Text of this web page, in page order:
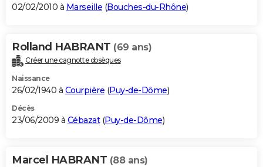
02/02/2010 à Marseille (Bouches-du-Rhône)
Rolland HABRANT (69 ans)
Créer une cagnotte obsèques
Naissance
26/02/1940 à Courpière (Puy-de-Dôme)
Décès
23/06/2009 à Cébazat(Puy-de-Dôme)
Marcel HABRANT (88 ans)